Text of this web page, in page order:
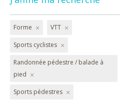
Forme VTT
Sports cyclistes
Randonnée pédestre / balade à
pied
Sports pédestres